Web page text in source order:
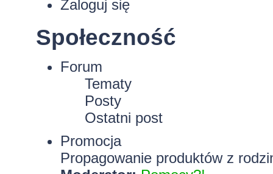
Zaloguj się
Społeczność
Forum
Tematy
Posty
Ostatni post
Promocja
Propagowanie produktów z